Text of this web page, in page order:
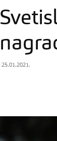
25.01.2021.